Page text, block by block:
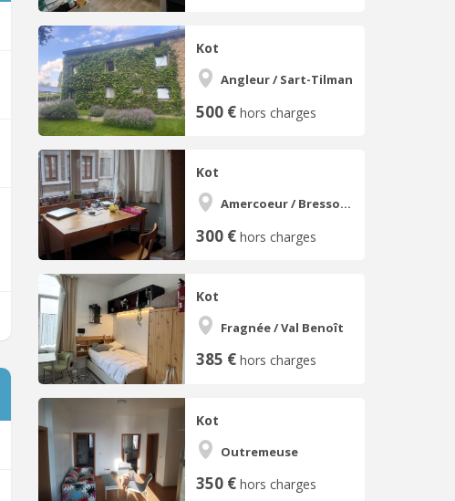
Kot
Angleur / Sart-Tilman
500 € hors charges
Kot
Amercoeur / Bressoux
300 € hors charges
Kot
Fragnée / Val Benoît
385 € hors charges
Kot
Outremeuse
350 € hors charges